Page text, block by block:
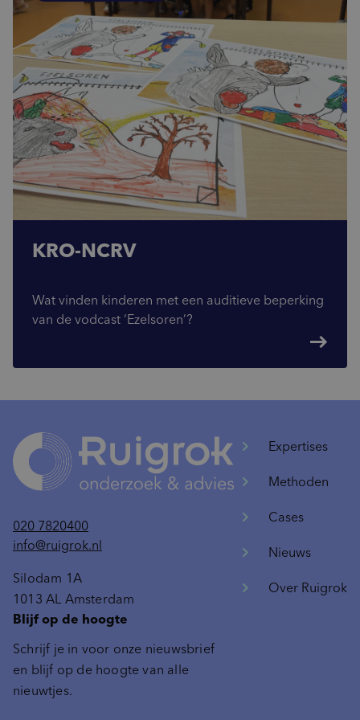
KRO-NCRV
Wat vinden kinderen met een auditieve beperking
van de vodcast ‘Ezelsoren’?
east
020 7820400
info@ruigrok.nl
Silodam 1A
1013 AL Amsterdam
Expertises
Methoden
Cases
Nieuws
Over Ruigrok
Blijf op de hoogte
Schrijf je in voor onze nieuwsbrief
en blijf op de hoogte van alle
nieuwtjes.